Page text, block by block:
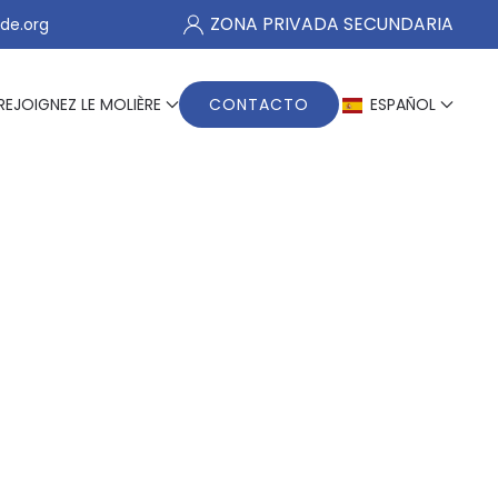
ZONA PRIVADA SECUNDARIA
LE MOLIÈRE CONTACTO ESPAÑOL